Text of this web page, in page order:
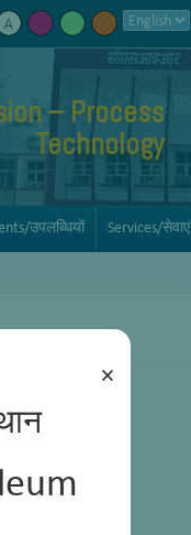
×
– Process
Technology
उपलब्धियों Services/सेवाएं